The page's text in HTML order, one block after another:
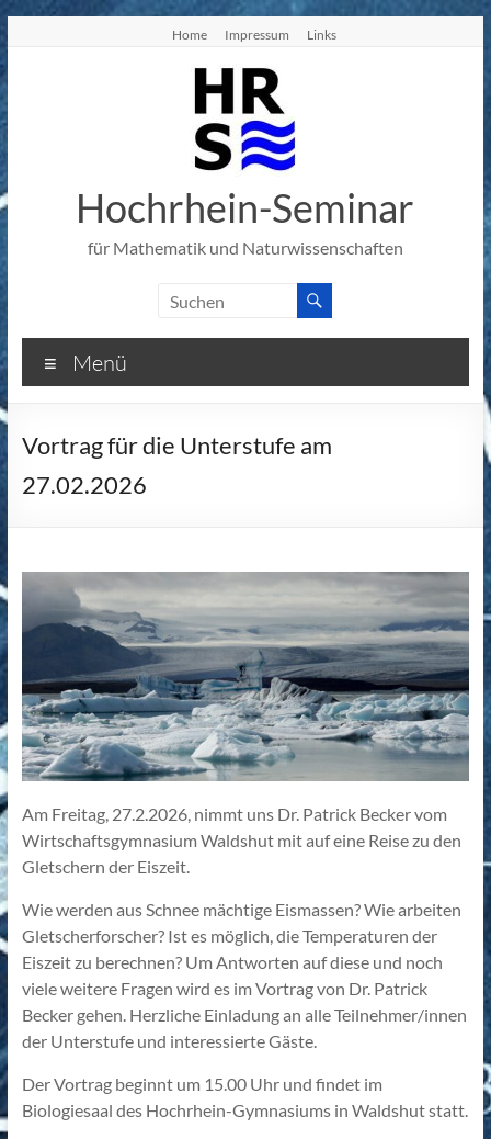
Inhalt
Home Impressum Links
Hochrhein-Seminar
für Mathematik und Naturwissenschaften
Menü
Vortrag für die Unterstufe am
27.02.2026
Am Freitag, 27.2.2026, nimmt uns Dr. Patrick Becker vom
Wirtschaftsgymnasium Waldshut mit auf eine Reise zu den
Gletschern der Eiszeit.
Wie werden aus Schnee mächtige Eismassen? Wie arbeiten
Gletscherforscher? Ist es möglich, die Temperaturen der
Eiszeit zu berechnen? Um Antworten auf diese und noch
viele weitere Fragen wird es im Vortrag von Dr. Patrick
Becker gehen. Herzliche Einladung an alle Teilnehmer/innen
der Unterstufe und interessierte Gäste.
Der Vortrag beginnt um 15.00 Uhr und findet im
Biologiesaal des Hochrhein-Gymnasiums in Waldshut statt.